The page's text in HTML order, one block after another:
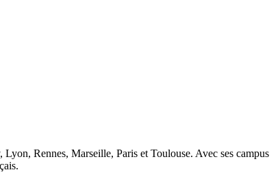
Rennes, Marseille, Paris et Toulouse. Avec ses campus